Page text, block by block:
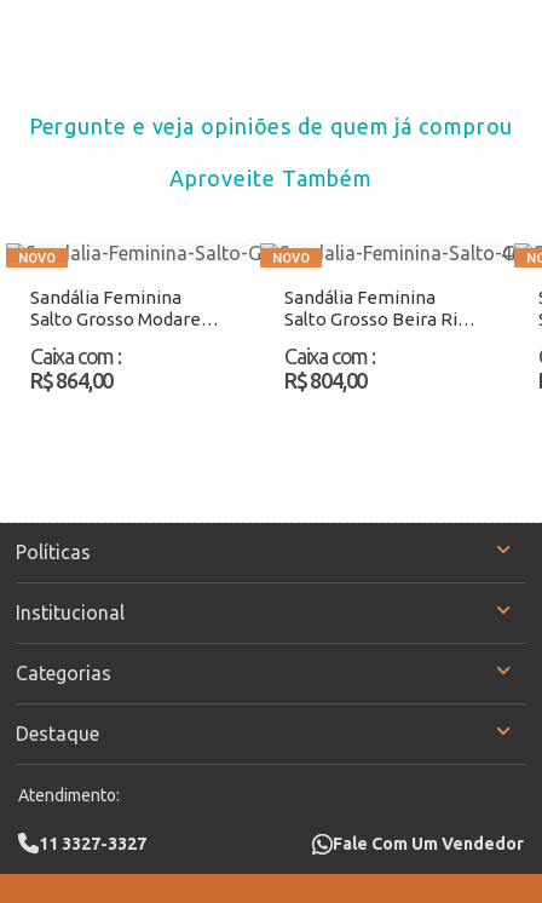
Pergunte e veja opiniões de quem já comprou
Aproveite Também
Sandália Feminina
Salto Grosso Modare
Atacado
Caixa com :
R$ 864,00
Sandália Feminina
Salto Grosso Beira Rio
Caixa com :
R$ 804,00
Políticas
Institucional
Categorias
Destaque
Atendimento:
11 3327-3327 Fale Com Um Vendedor